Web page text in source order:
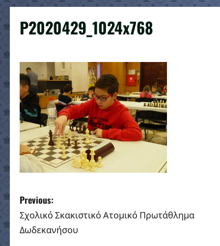
P2020429_1024x768
P
o
Previous:
Σχολικό Σκακιστικό Ατομικό Πρωτάθλημα
Δωδεκανήσου